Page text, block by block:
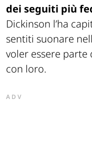
dei seguiti più
Dickinson l’ha
sentiti suonare
voler essere parte
con loro.
ADV